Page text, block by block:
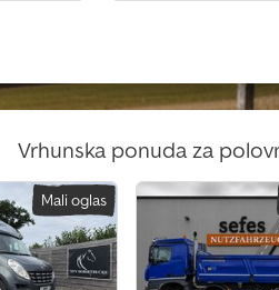
Vrhunska ponuda za
Mali oglas